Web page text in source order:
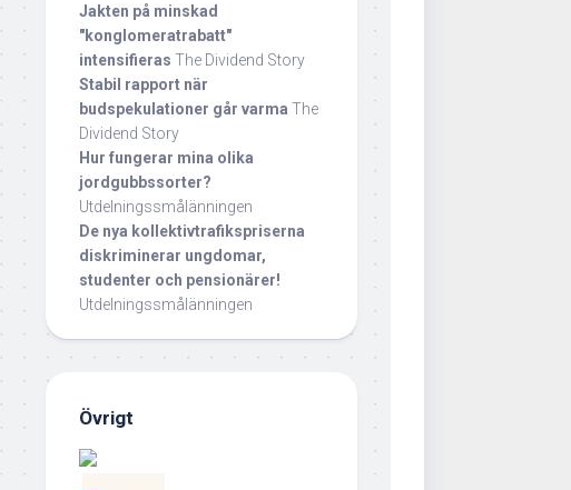
Jakten på minskad
"konglomeratrabatt"
intensifieras The Dividend Story
Stabil rapport när
budspekulationer går varma The
Dividend Story
Hur fungerar mina olika
jordgubbssorter?
Utdelningssmålänningen
De nya kollektivtrafikspriserna
diskriminerar ungdomar,
studenter och pensionärer!
Utdelningssmålänningen
Övrigt